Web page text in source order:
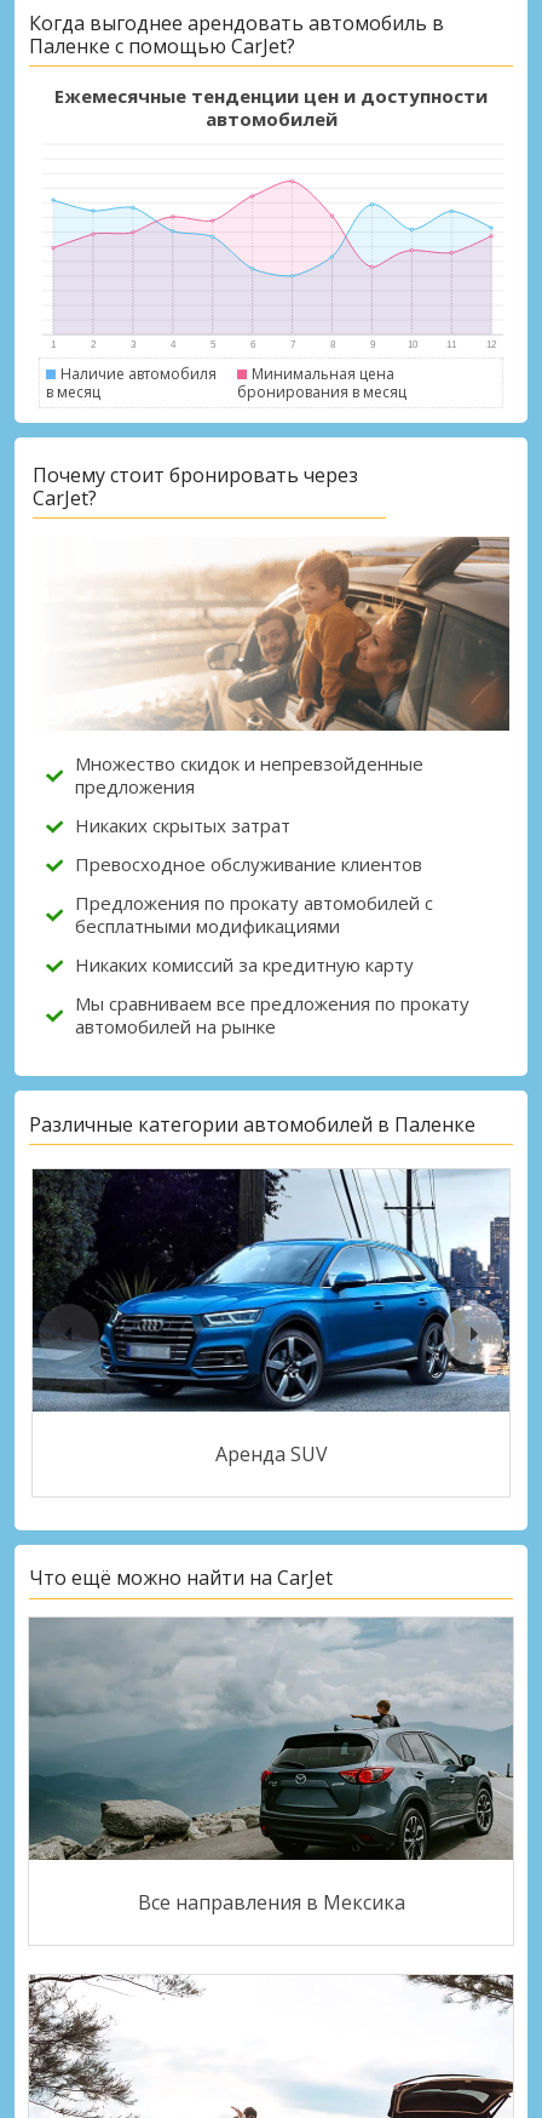
Лучшие сбережения
Получите доступ к эксклюзивным
предложениям партнёров
Войти с помощью eLink
Когда выгоднее арендовать автомобиль в
Паленке с помощью CarJet?
Ежемесячные тенденции цен и доступности
автомобилей
Наличие автомобиля
в месяц
Минимальная цена
бронирования в месяц
Почему стоит бронировать через
CarJet?
Множество скидок и непревзойденные
предложения
Никаких скрытых затрат
Превосходное обслуживание клиентов
Предложения по прокату автомобилей с
бесплатными модификациями
Никаких комиссий за кредитную карту
Мы сравниваем все предложения по прокату
автомобилей на рынке
Различные категории автомобилей в Паленке
Аренда SUV
Что ещё можно найти на CarJet
Все направления в Мексика